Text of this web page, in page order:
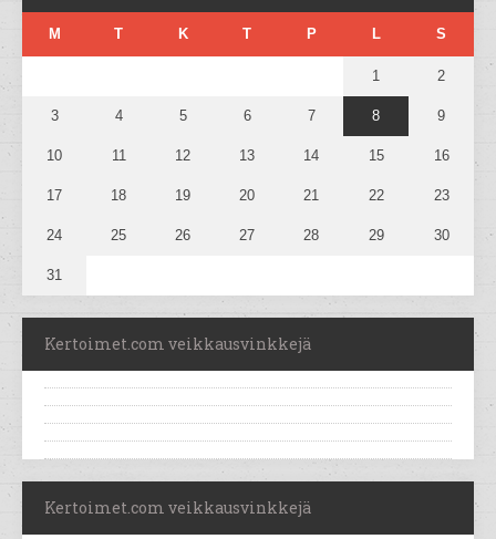
M T K T P L S
1 2
3 4 5 6 7 8 9
10 11 12 13 14 15 16
17 18 19 20 21 22 23
24 25 26 27 28 29 30
31
Kertoimet.com veikkausvinkkejä
Kertoimet.com veikkausvinkkejä